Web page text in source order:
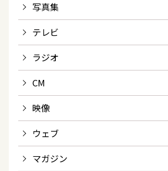
写真集
テレビ
ラジオ
CM
映像
ウェブ
マガジン